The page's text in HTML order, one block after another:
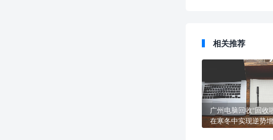
相关推荐
广州电脑回收“回收
在寒冬中实现逆势